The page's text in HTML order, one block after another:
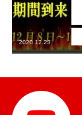
お知らせ
芸能界
テニス
スポーツ
2020.12.23